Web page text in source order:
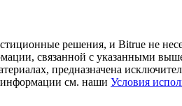
решения, и Bitrue не
связанной с указанными
предназначена
информации см. наши Условия